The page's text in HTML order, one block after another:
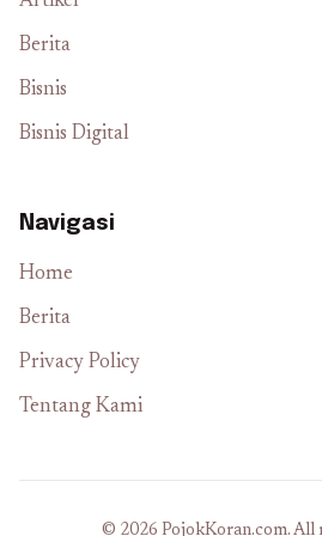
Berita
Bisnis
Bisnis Digital
Navigasi
Home
Berita
Privacy Policy
Tentang Kami
© 2026 PojokKoran.com. All